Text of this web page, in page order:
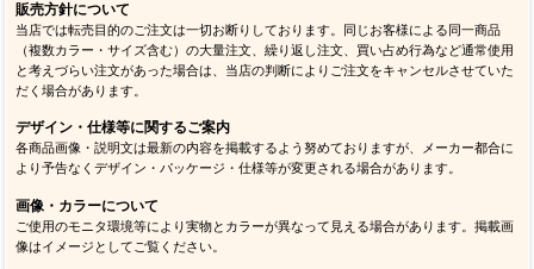
販売方針について
当店では転売目的のご注文は一切お断りしております。同じお客様による同一商品
（複数カラー・サイズ含む）の大量注文、繰り返し注文、買い占め行為など通常使用
と考えづらい注文があった場合は、当店の判断によりご注文をキャンセルさせていた
だく場合があります。
デザイン・仕様等に関するご案内
各商品画像・説明文は最新の内容を掲載するよう努めておりますが、メーカー都合に
より予告なくデザイン・パッケージ・仕様等が変更される場合があります。
画像・カラーについて
ご使用のモニタ環境等により実物とカラーが異なって見える場合があります。掲載画
像はイメージとしてご覧ください。